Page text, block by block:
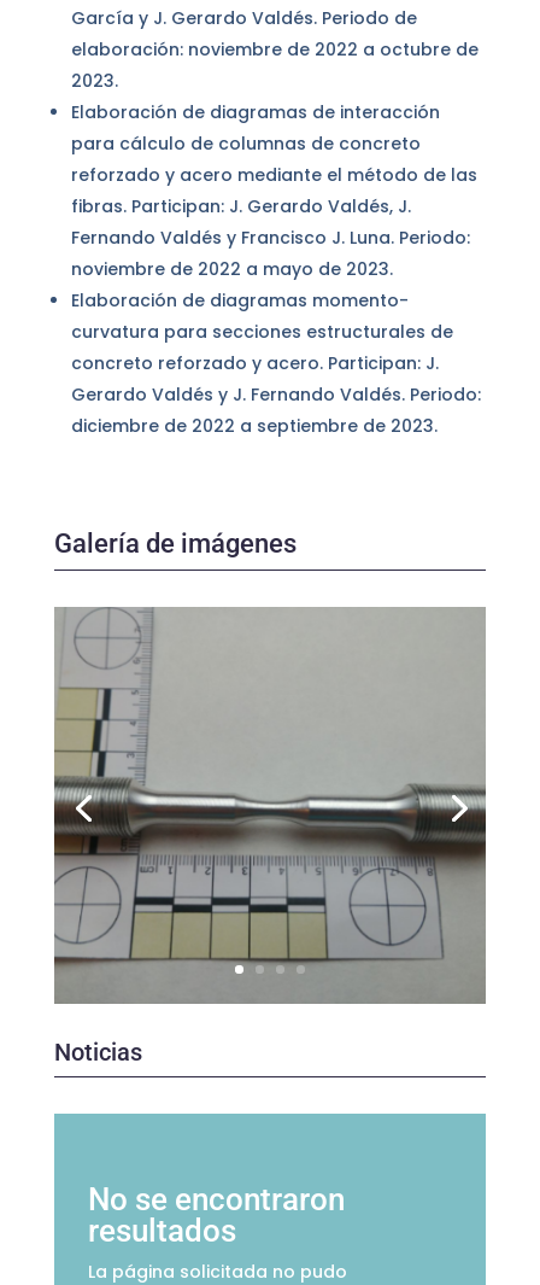
García y J. Gerardo Valdés. Periodo de
elaboración: noviembre de 2022 a octubre de
2023.
Elaboración de diagramas de interacción
para cálculo de columnas de concreto
reforzado y acero mediante el método de las
fibras. Participan: J. Gerardo Valdés, J.
Fernando Valdés y Francisco J. Luna. Periodo:
noviembre de 2022 a mayo de 2023.
Elaboración de diagramas momento-
curvatura para secciones estructurales de
concreto reforzado y acero. Participan: J.
Gerardo Valdés y J. Fernando Valdés. Periodo:
diciembre de 2022 a septiembre de 2023.
Galería de imágenes
Noticias
No se encontraron
resultados
La página solicitada no pudo